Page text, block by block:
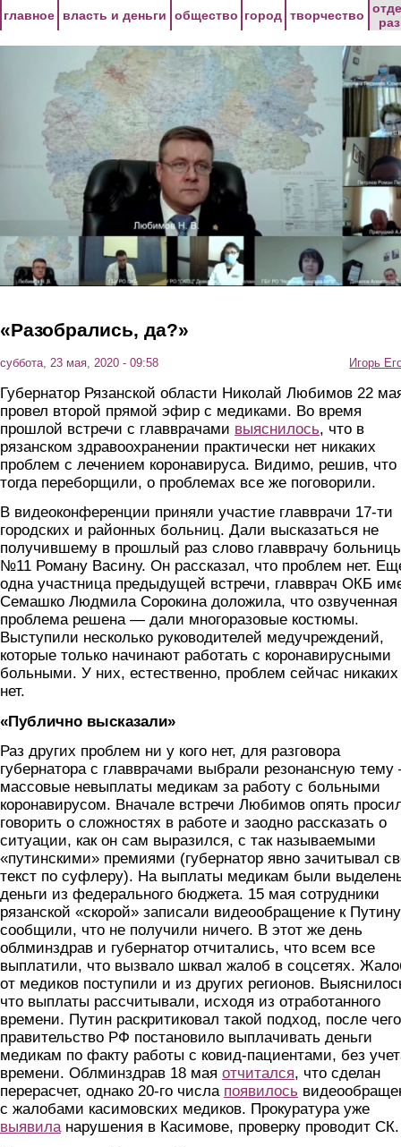
главное власть и деньги общество город творчество
«Разобрались, да?»
суббота, 23 мая, 2020 - 09:58 Игорь
Губернатор Рязанской области Николай Любимов 22
провел второй прямой эфир с медиками. Во время
прошлой встречи с главврачами выяснилось, что в
рязанском здравоохранении практически нет никаких
проблем с лечением коронавируса. Видимо, решив, что
тогда переборщили, о проблемах все же поговорили.
В видеоконференции приняли участие главврачи 17-ти
городских и районных больниц. Дали высказаться не
получившему в прошлый раз слово главврачу
№11 Роману Васину. Он рассказал, что проблем нет.
одна участница предыдущей встречи, главврач ОКБ
Семашко Людмила Сорокина доложила, что
проблема решена — дали многоразовые костюмы.
Выступили несколько руководителей медучреждений,
которые только начинают работать с коронавирусными
больными. У них, естественно, проблем сейчас никаких
нет.
«Публично высказали»
Раз других проблем ни у кого нет, для разговора
губернатора с главврачами выбрали резонансную
массовые невыплаты медикам за работу с больными
коронавирусом. Вначале встречи Любимов опять
говорить о сложностях в работе и заодно рассказать о
ситуации, как он сам выразился, с так называемыми
«путинскими» премиями (губернатор явно зачитывал
текст по суфлеру). На выплаты медикам были
деньги из федерального бюджета. 15 мая сотрудники
рязанской «скорой» записали видеообращение к
сообщили, что не получили ничего. В этот же день
облминздрав и губернатор отчитались, что всем все
выплатили, что вызвало шквал жалоб в соцсетях.
от медиков поступили и из других регионов.
что выплаты рассчитывали, исходя из отработанного
времени. Путин раскритиковал такой подход, после чего
правительство РФ постановило выплачивать деньги
медикам по факту работы с ковид-пациентами, без
времени. Облминздрав 18 мая отчитался, что сделан
перерасчет, однако 20-го числа появилось
с жалобами касимовских медиков. Прокуратура уже
выявиланарушения в Касимове, проверку проводит СК.